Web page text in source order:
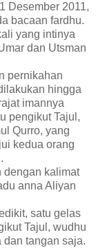
Desember 2011,
bacaan fardhu.
yang intinya
dan Utsman
pernikahan
hingga
imannya
pengikut Tajul,
Qurro, yang
kedua orang
dengan kalimat
anna Aliyan
satu gelas
Tajul, wudhu
dan tangan saja.